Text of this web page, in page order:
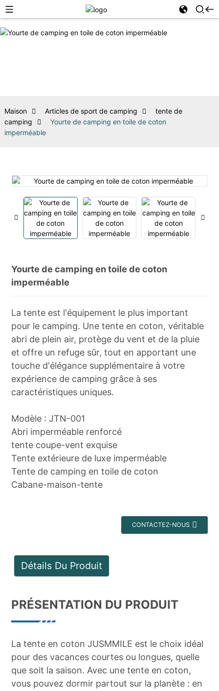
Maison Articles de sport de camping
tente de
camping
Yourte de camping en toile de coton
imperméable
Yourte de camping en toile de coton
imperméable
La tente est l'équipement le plus important
pour le camping. Une tente en coton, véritable
abri de plein air, protège du vent et de la pluie
et offre un refuge sûr, tout en apportant une
touche d'élégance supplémentaire à votre
expérience de camping grâce à ses
caractéristiques uniques.
Modèle : JTN-001
Abri imperméable renforcé
tente coupe-vent exquise
Tente extérieure de luxe imperméable
Tente de camping en toile de coton
Cabane-maison-tente
CONTACTEZ-NOUS
Détails Du Produit
PRÉSENTATION DU PRODUIT
La tente en coton JUSMMILE est le choix idéal
pour des vacances courtes ou longues, quelle
que soit la saison. Avec une tente en coton,
vous pouvez dormir partout sur la planète : en